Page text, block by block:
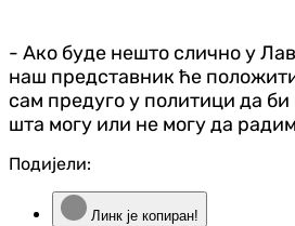
- Ако буде нешто слично у
наш представник ће
сам предуго у политици да
шта могу или не могу да
Подијели:
Линк је копиран!